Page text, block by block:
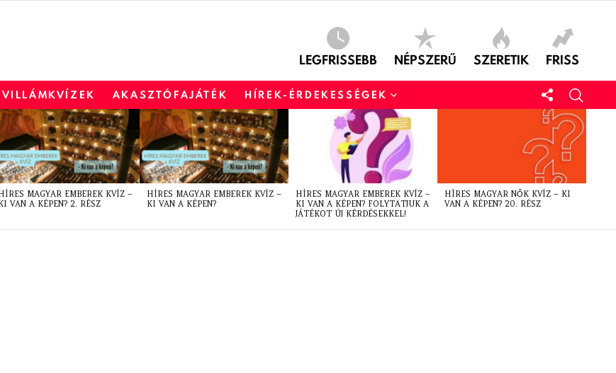
LEGFRISSEBB NÉPSZERŰ SZERETIK FRISS
VILLÁMKVÍZEK AKASZTÓFAJÁTÉK HÍREK-ÉRDEKESSÉGEK
MAGYAR EMBEREK KVÍZ –
VAN A KÉPEN? 2. RÉSZ
HÍRES MAGYAR EMBEREK KVÍZ –
KI VAN A KÉPEN?
HÍRES MAGYAR EMBEREK KVÍZ –
KI VAN A KÉPEN? FOLYTATJUK A
JÁTÉKOT ÚJ KÉRDÉSEKKEL!
HÍRES MAGYAR NŐK KVÍZ – KI
VAN A KÉPEN? 20. RÉSZ